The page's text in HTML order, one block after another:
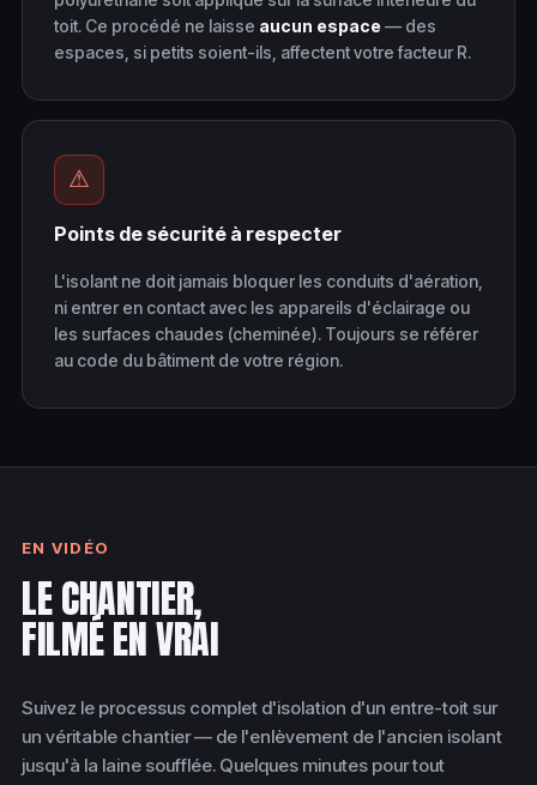
toit. Ce procédé ne laisse aucun espace — des
espaces, si petits soient-ils, affectent votre facteur R.
⚠
Points de sécurité à respecter
L'isolant ne doit jamais bloquer les conduits d'aération,
ni entrer en contact avec les appareils d'éclairage ou
les surfaces chaudes (cheminée). Toujours se référer
au code du bâtiment de votre région.
EN VIDÉO
LE CHANTIER,
FILMÉ EN VRAI
Suivez le processus complet d'isolation d'un entre-toit sur
un véritable chantier — de l'enlèvement de l'ancien isolant
jusqu'à la laine soufflée. Quelques minutes pour tout